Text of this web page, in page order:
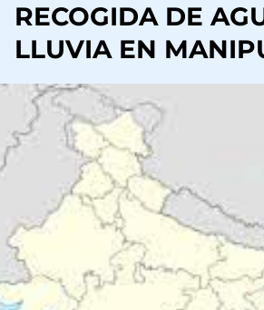
RECOGIDA DE
LLUVIA EN